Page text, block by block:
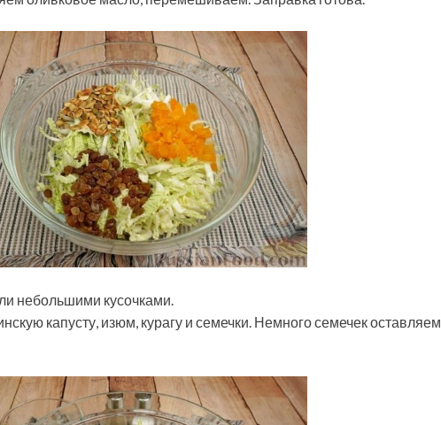
небольшими кусочками.
капусту, изюм, курагу и семечки. Немного семечек оставляем